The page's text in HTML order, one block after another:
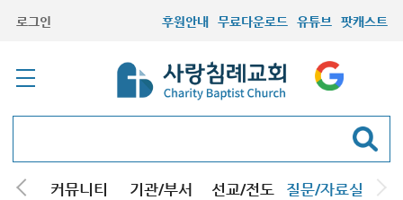
로그인 후원안내 무료다운로드 유튜브 팟캐스트
럼 커뮤니티 기관/부서 선교/전도 질문/자료실